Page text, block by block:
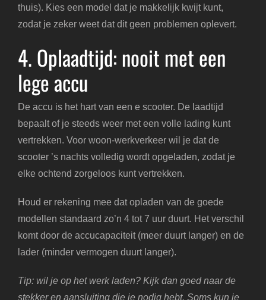
thuis). Kies een model dat je makkelijk kwijt kunt,
zodat je zeker weet dat dit geen problemen oplevert.
4. Oplaadtijd: nooit met een
lege accu
De accu is het hart van een e scooter. De laadtijd
bepaalt of je steeds weer met een volle lading kunt
vertrekken. Voor woon-werkverkeer wil je dat de
scooter ’s nachts volledig wordt opgeladen, zodat je
elke ochtend zorgeloos kunt vertrekken.
Houd er rekening mee dat opladen van de goede
modellen standaard zo’n 4 tot 7 uur duurt. Het verschil
komt door de accucapaciteit (meer duurt langer) en de
lader (minder vermogen duurt langer).
Tip: wil je op het werk laden? Kijk dan goed naar de
stekker en aansluiting die je nodig hebt. Soms kun je